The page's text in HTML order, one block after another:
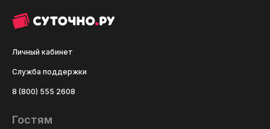
Личный кабинет
Служба поддержки
8 (800) 555 2608
Гостям